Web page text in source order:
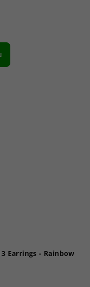
Earrings - Rainbow